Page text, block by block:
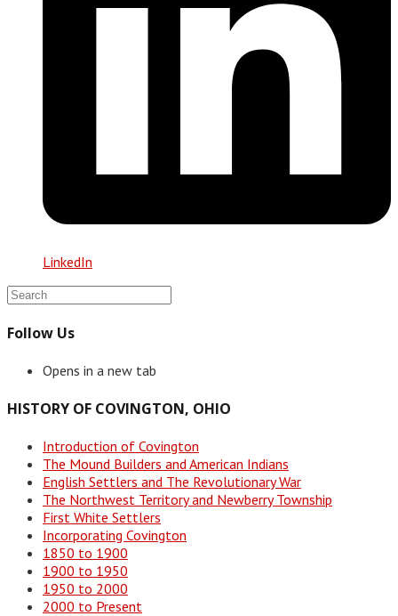
LinkedIn
Follow Us
Opens in a new tab
HISTORY OF COVINGTON, OHIO
Introduction of Covington
The Mound Builders and American Indians
English Settlers and The Revolutionary War
The Northwest Territory and Newberry Township
First White Settlers
Incorporating Covington
1850 to 1900
1900 to 1950
1950 to 2000
2000 to Present